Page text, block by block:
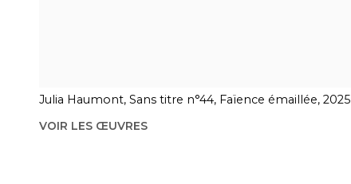
Julia Haumont, Sans titre n°44, Faïence émaillée, 2025
VOIR LES ŒUVRES